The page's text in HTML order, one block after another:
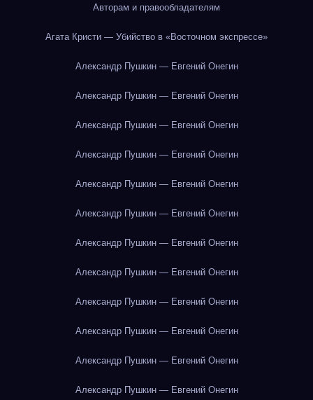
Авторам и правообладателям
Агата Кристи — Убийство в «Восточном экспрессе»
Александр Пушкин — Евгений Онегин
Александр Пушкин — Евгений Онегин
Александр Пушкин — Евгений Онегин
Александр Пушкин — Евгений Онегин
Александр Пушкин — Евгений Онегин
Александр Пушкин — Евгений Онегин
Александр Пушкин — Евгений Онегин
Александр Пушкин — Евгений Онегин
Александр Пушкин — Евгений Онегин
Александр Пушкин — Евгений Онегин
Александр Пушкин — Евгений Онегин
Александр Пушкин — Евгений Онегин